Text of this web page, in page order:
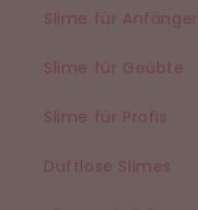
Slime für Anfänger
Slime für Geübte
Slime für Profis
Duftlose Slimes